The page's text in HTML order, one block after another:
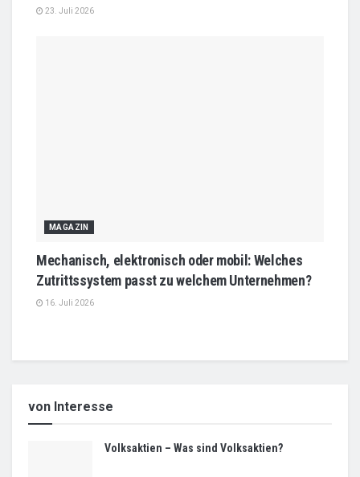
23. Juli 2026
MAGAZIN
Mechanisch, elektronisch oder mobil: Welches
Zutrittssystem passt zu welchem Unternehmen?
16. Juli 2026
von Interesse
Volksaktien – Was sind Volksaktien?